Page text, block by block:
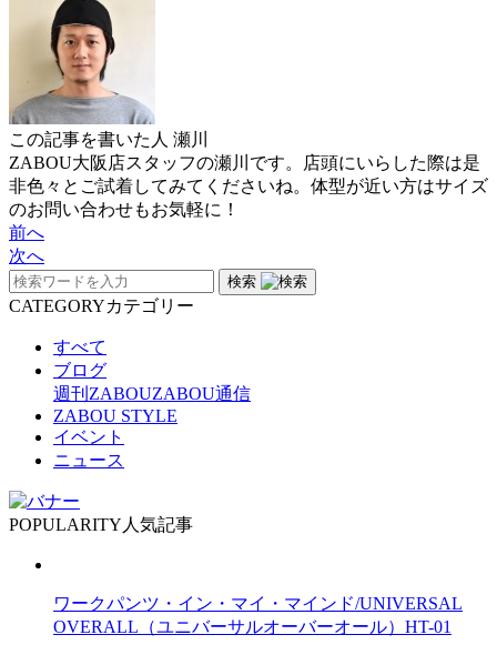
この記事を書いた人 瀬川
ZABOU大阪店スタッフの瀬川です。店頭にいらした際は是
非色々とご試着してみてくださいね。体型が近い方はサイズ
のお問い合わせもお気軽に！
前へ
次へ
検索
CATEGORYカテゴリー
すべて
ブログ
週刊ZABOUZABOU通信
ZABOU STYLE
イベント
ニュース
POPULARITY 人気記事
ワークパンツ・イン・マイ・マインド/UNIVERSAL
OVERALL（ユニバーサルオーバーオール）HT-01